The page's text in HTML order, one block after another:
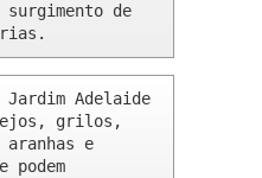
de
Jardim Adelaide
grilos,
e
podem